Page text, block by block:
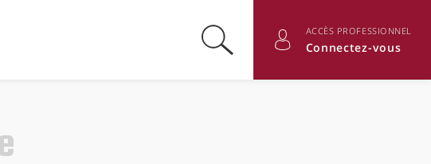
Basculer la rechercheBasculer les informations du
ACCÈS PROFESSIONNEL
Connectez-vous